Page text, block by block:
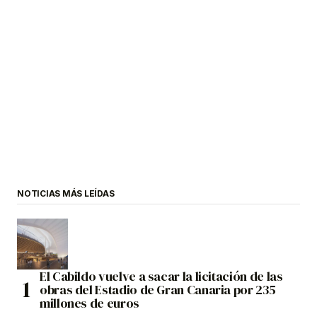
NOTICIAS MÁS LEÍDAS
El Cabildo vuelve a sacar la licitación de las
obras del Estadio de Gran Canaria por 235
millones de euros